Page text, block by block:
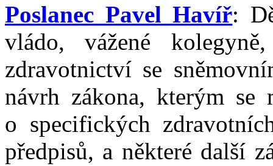
Poslanec Pavel Havíř:
vládo, vážené
zdravotnictví se
návrh zákona, kterým se
o specifických
předpisů, a některé další